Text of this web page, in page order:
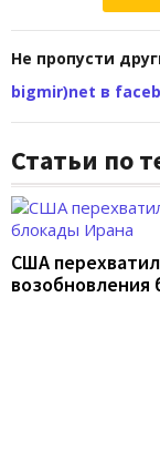
Не пропусти
bigmir)net в
Статьи по
США
возобновления